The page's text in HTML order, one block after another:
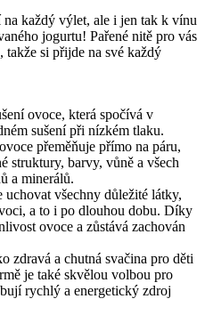
každý výlet, ale i jen tak k vínu
jogurtu! Pařené nitě pro vás
si přijde na své každý
ovoce, která spočívá v
sušení při nízkém tlaku.
přeměňuje přímo na páru,
struktury, barvy, vůně a všech
a minerálů.
všechny důležité látky,
a to i po dlouhou dobu. Díky
ovoce a zůstává zachován
zdravá a chutná svačina pro děti
je také skvělou volbou pro
rychlý a energetický zdroj